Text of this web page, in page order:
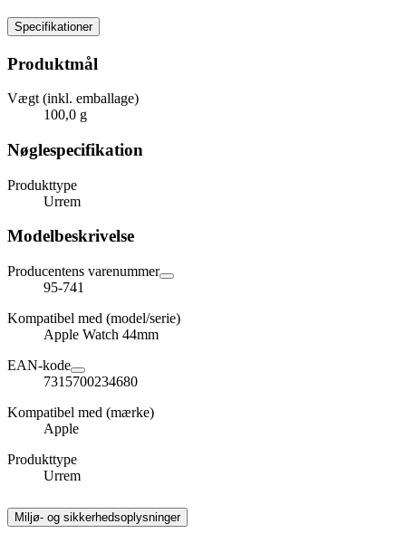
Specifikationer
Produktmål
Vægt (inkl. emballage)
100,0 g
Nøglespecifikation
Produkttype
Urrem
Modelbeskrivelse
Producentens varenummer
95-741
Kompatibel med (model/serie)
Apple Watch 44mm
EAN-kode
7315700234680
Kompatibel med (mærke)
Apple
Produkttype
Urrem
Miljø- og sikkerhedsoplysninger